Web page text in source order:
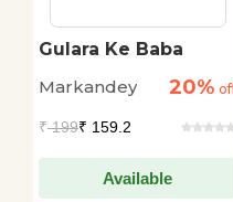
Gulara Ke Baba
Markandey
20%
₹199₹ 159.2
Available